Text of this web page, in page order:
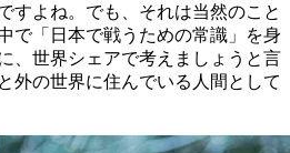
すよね。でも、それは当然のこと
で「日本で戦うための常識」を身
、世界シェアで考えましょうと言
外の世界に住んでいる人間として